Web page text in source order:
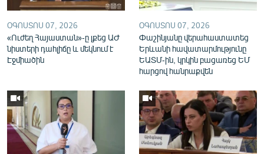
ՕԳՈՍՏՈՍ 07, 2026
«Ուժեղ Հայաստան»-ը լքեց ԱԺ
նիստերի դահլիճը և մեկնում է
Էջմիածին
ՕԳՈՍՏՈՍ 07, 2026
Փաշինյանը վերահաստատեց
Երևանի հավատարմությունը
ԵԱՏՄ-ին, կրկին բացառեց ԵՄ
հարցով հանրաքվեն